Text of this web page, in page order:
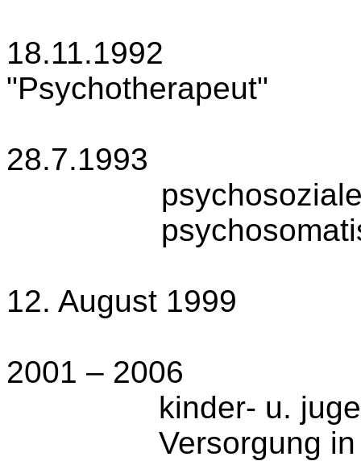
18.11.1992
"Psychotherapeut"
28.7.1993
12. August 1999
2001 – 2006
kinder- u.
Versorgung